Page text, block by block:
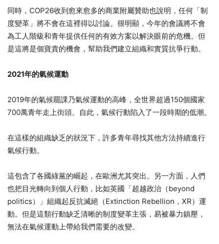
同時，COP26收到愈來愈多的商業附屬贊助也說明，任何「制
度變革」將不會在這裡得以討論。很明顯，今年的會議將不會
為工人階級和青年提供任何的有效方案以解決眼前的危機。但
是這將是個寶貴的機會，幫助我們建立組織和實質抗爭行動。
2021年的氣候運動
2019年的氣候罷課乃氣候運動的高峰，全世界超過150個國家
700萬青年走上街頭。自此，氣候行動陷入了一段時期的低潮。
在這樣的組織缺乏的狀況下，許多青年尋找其他方法持續進行
氣候行動。
這包含了各國綠黨的崛起，在歐洲尤其突出。另一方面，人們
也把目光轉向到個人行動，比如英國「超越政治（beyond
politics）」組織起反抗滅絕（Extinction Rebellion，XR）運
動。但是這類行動缺乏清晰的制度變革主張，易被暴力鎮壓，
無法在氣候運動上帶給我們需要的改變。